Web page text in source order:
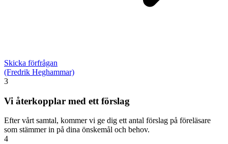
Skicka förfrågan
(Fredrik Heghammar)
3
Vi återkopplar med ett förslag
Efter vårt samtal, kommer vi ge dig ett antal förslag på föreläsare
som stämmer in på dina önskemål och behov.
4